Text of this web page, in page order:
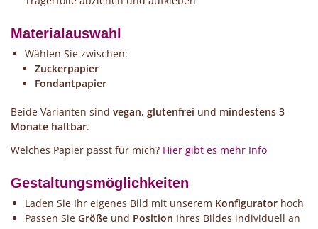
Materialauswahl
Wählen Sie zwischen:
Zuckerpapier
Fondantpapier
Beide Varianten sind vegan, glutenfrei und mindestens 3
Monate haltbar.
Welches Papier passt für mich? Hier gibt es mehr Info
Gestaltungsmöglichkeiten
Laden Sie Ihr eigenes Bild mit unserem Konfigurator hoch
Passen Sie Größe und Position Ihres Bildes individuell an